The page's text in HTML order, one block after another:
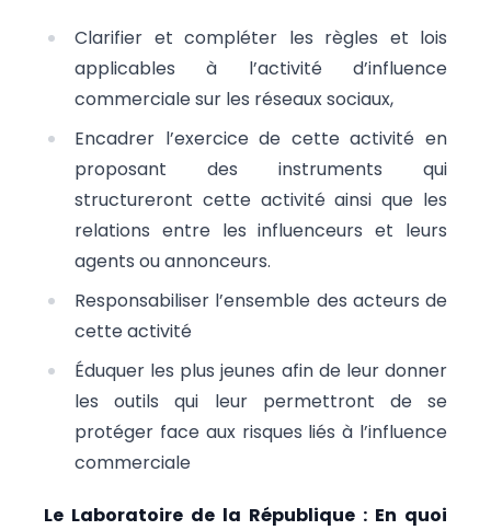
Clarifier et compléter les règles et lois
applicables à l’activité d’influence
commerciale sur les réseaux sociaux,
Encadrer l’exercice de cette activité en
proposant des instruments qui
structureront cette activité ainsi que les
relations entre les influenceurs et leurs
agents ou annonceurs.
Responsabiliser l’ensemble des acteurs de
cette activité
Éduquer les plus jeunes afin de leur donner
les outils qui leur permettront de se
protéger face aux risques liés à l’influence
commerciale
Le Laboratoire de la République : En quoi